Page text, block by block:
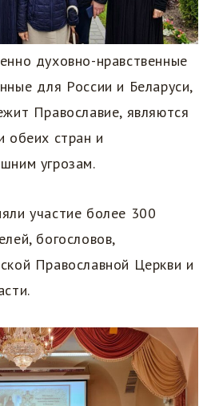
духовно-нравственные
для России и Беларуси,
Православие, являются
обеих стран и
угрозам.
участие более 300
богословов,
Православной Церкви и